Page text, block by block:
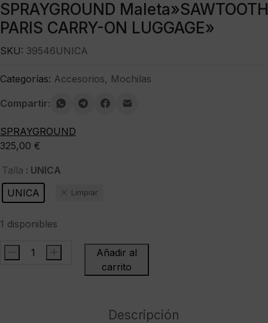
SPRAYGROUND
PARIS CARRY-ON LUGGAGE»
325,00 €
Talla : UNICA
UNICA
Limpiar
1 disponibles
SPRAYGROUND
Maleta"SAWTOOTH
- +
Añadir al
carrito
SKU: 39546UNICA
Categorías: Accesorios, Mochilas
Compartir:
SPRAYGROUND
Descripción